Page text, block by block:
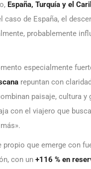
España, Turquía y el
caso de España, el
probablemente
especialmente
repuntan con
paisaje, cultura y
con el viajero que
propio que emerge con
con un +116 % en